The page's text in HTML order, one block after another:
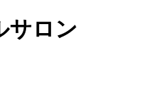
サロン